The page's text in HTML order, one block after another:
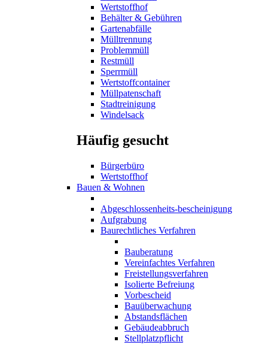
Wertstoffhof
Behälter & Gebühren
Gartenabfälle
Mülltrennung
Problemmüll
Restmüll
Sperrmüll
Wertstoffcontainer
Müllpatenschaft
Stadtreinigung
Windelsack
Häufig gesucht
Bürgerbüro
Wertstoffhof
Bauen & Wohnen
Abgeschlossenheits-bescheinigung
Aufgrabung
Baurechtliches Verfahren
Bauberatung
Vereinfachtes Verfahren
Freistellungsverfahren
Isolierte Befreiung
Vorbescheid
Bauüberwachung
Abstandsflächen
Gebäudeabbruch
Stellplatzpflicht